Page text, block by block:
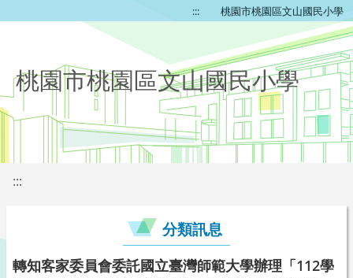
::: 桃園市桃園區文山國民小學
桃園市桃園區文山國民小學
:::
分類訊息
轉知客家委員會委託國立臺灣師範大學辦理「112學